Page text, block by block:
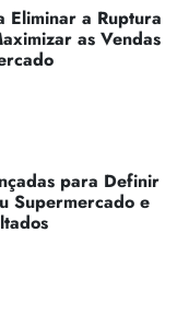
Eliminar a Ruptura
as Vendas
para Definir
Supermercado e